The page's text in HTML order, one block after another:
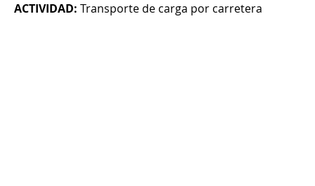
ACTIVIDAD: Transporte de carga por carretera